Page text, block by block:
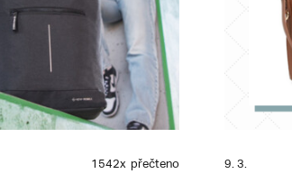
1542x přečteno 9. 3.